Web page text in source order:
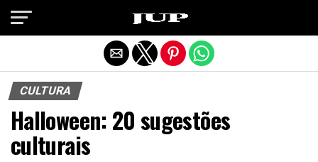
CULTURA
Halloween: 20 sugestões
culturais
Exit mobile version